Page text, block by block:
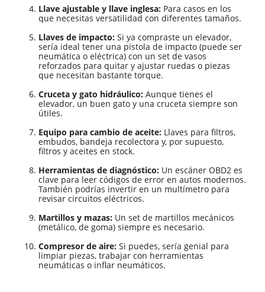
Llave ajustable y llave inglesa: Para casos en los
que necesitas versatilidad con diferentes tamaños.
Llaves de impacto: Si ya compraste un elevador,
sería ideal tener una pistola de impacto (puede ser
neumática o eléctrica) con un set de vasos
reforzados para quitar y ajustar ruedas o piezas
que necesitan bastante torque.
Cruceta y gato hidráulico: Aunque tienes el
elevador, un buen gato y una cruceta siempre son
útiles.
Equipo para cambio de aceite: Llaves para filtros,
embudos, bandeja recolectora y, por supuesto,
filtros y aceites en stock.
Herramientas de diagnóstico: Un escáner OBD2 es
clave para leer códigos de error en autos modernos.
También podrías invertir en un multímetro para
revisar circuitos eléctricos.
Martillos y mazas: Un set de martillos mecánicos
(metálico, de goma) siempre es necesario.
Compresor de aire: Si puedes, sería genial para
limpiar piezas, trabajar con herramientas
neumáticas o inflar neumáticos.